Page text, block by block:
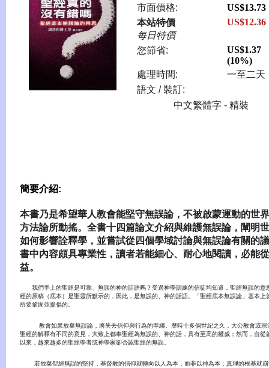
市面價格:
US$13.73
本站特價
每日特價
US$12.36
您節省:
US$1.37
(10%)
處理時間:
一至二天
語文 / 裝訂:
中文繁體字 - 精裝
簡要介紹:
本書乃是希望華人教會能堅守無誤論，不被啟蒙運動的世
方法論所動搖。全書十四篇論文介紹與維護無誤論，闡明
如何影響詮釋學，並嘗試從四個學域討論與無誤論有關的
書中內容頗具專業性，讀者若能細心、耐心地閱讀，必能
益。
我們手上的聖經是可靠、無誤的神的話語嗎？受過神學訓練的信徒均知道，聖經無誤的意
經的原稿（底本）是聖靈所默示的，因此，是無誤的、神的話語。「聖經底本無誤論」基本上
所要鞏固並提倡的。
教會如果放棄無誤論，將失去信仰與行為的準繩。歷時十多個世紀之久，大公教會或宗
聖經的解釋有不同的意見，大致上都奉聖經為無誤的、神的話，具有至高的權威；然而，自從
以來，越來越多的聖經學者或神學家卻否認聖經的無誤。
若放棄聖經無誤的堅持，基督教的信仰就轉向以人為本，而非以神為本；真理的根基就崩